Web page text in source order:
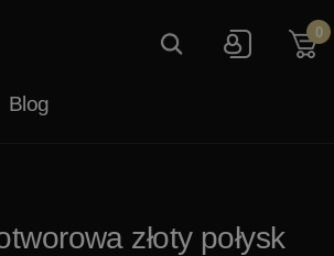
0
Blog
złoty połysk